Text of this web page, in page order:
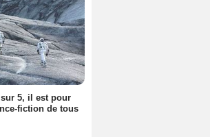
5, il est pour
fiction de tous